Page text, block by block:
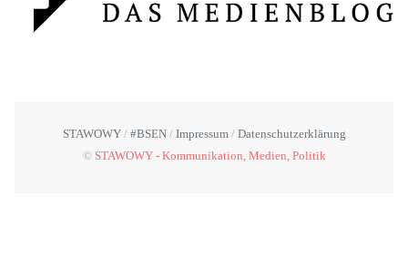
STAWOWY #BSEN Impressum
Datenschutzerklärung
© STAWOWY - Kommunikation, Medien, Politik